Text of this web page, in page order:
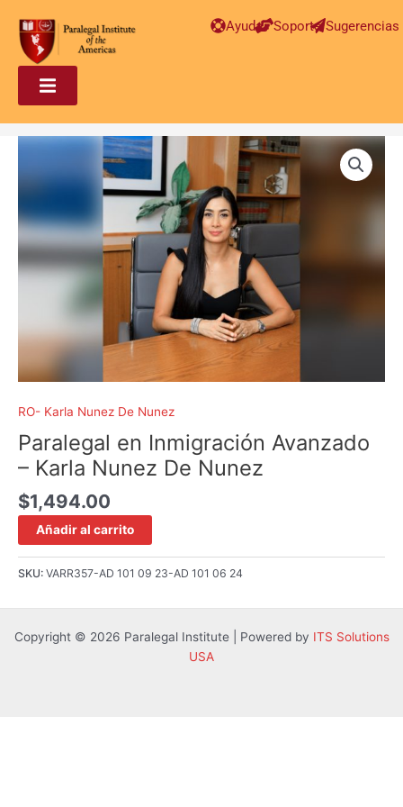
Ayuda Soporte Sugerencias
RO- Karla Nunez De Nunez
Paralegal en Inmigración Avanzado
– Karla Nunez De Nunez
$1,494.00
Paralegal
–
Karla
Nunez
Añadir al carrito
SKU: VARR357-AD 101 09 23-AD 101 06 24
Copyright © 2026 Paralegal Institute | Powered by ITS Solutions
USA